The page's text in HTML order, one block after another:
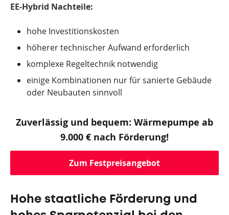
EE-Hybrid Nachteile:
hohe Investitionskosten
höherer technischer Aufwand erforderlich
komplexe Regeltechnik notwendig
einige Kombinationen nur für sanierte Gebäude
oder Neubauten sinnvoll
Zuverlässig und bequem: Wärmepumpe ab
9.000 € nach Förderung!
Zum Festpreisangebot
Hohe staatliche Förderung und